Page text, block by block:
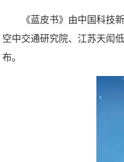
《蓝皮书》由中国科技新
空中交通研究院、江苏天闳
布。